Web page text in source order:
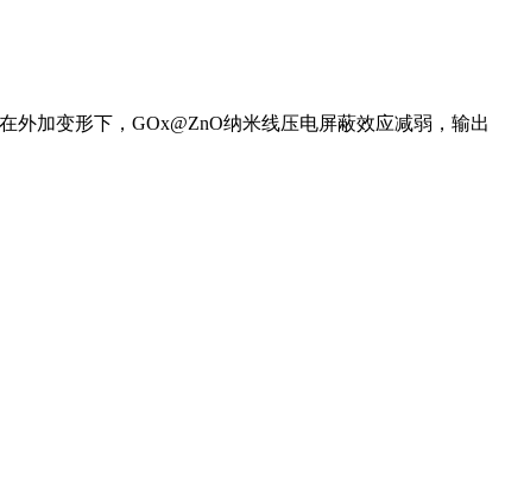
加变形下，GOx@ZnO纳米线压电屏蔽效应减弱，输出